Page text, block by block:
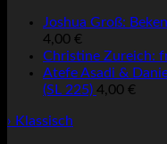
Joshua Groß:
4,00 €
Christine Zureich:
Atefe Asadi &
(SL 225) 4,00 €
› Klassisch